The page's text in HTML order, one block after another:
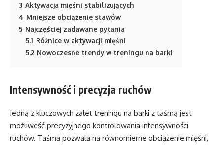
3 Aktywacja mięśni stabilizujących
4 Mniejsze obciążenie stawów
5 Najczęściej zadawane pytania
5.1 Różnice w aktywacji mięśni
5.2 Nowoczesne trendy w treningu na barki
Intensywność i precyzja ruchów
Jedną z kluczowych zalet treningu na barki z taśmą jest
możliwość precyzyjnego kontrolowania intensywności
ruchów. Taśma pozwala na równomierne obciążenie mięśni,